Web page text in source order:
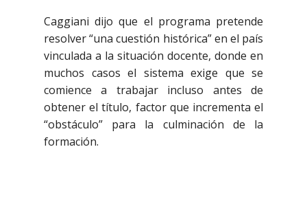
Caggiani dijo que el programa pretende
resolver “una cuestión histórica” en el país
vinculada a la situación docente, donde en
muchos casos el sistema exige que se
comience a trabajar incluso antes de
obtener el título, factor que incrementa el
“obstáculo” para la culminación de la
formación.